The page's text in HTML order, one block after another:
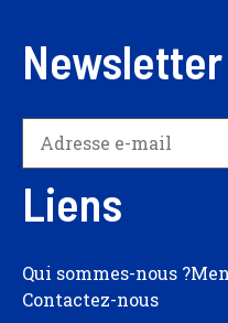
Newsletter
Liens
Qui sommes-nous ?
Contactez-nous